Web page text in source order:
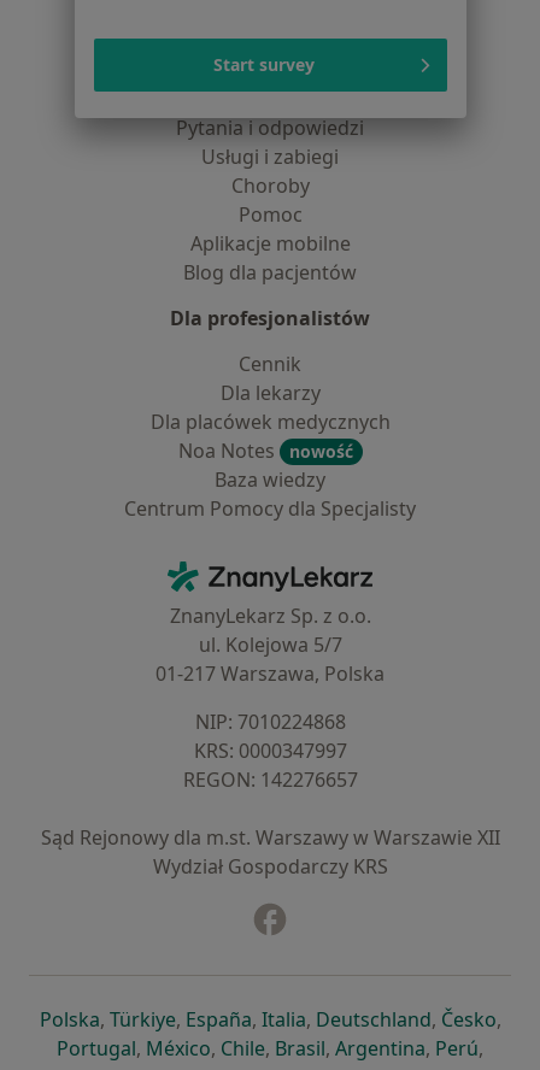
Lekarze
Placówki medyczne
Pytania i odpowiedzi
Usługi i zabiegi
Choroby
Pomoc
Aplikacje mobilne
Blog dla pacjentów
Dla profesjonalistów
Cennik
Dla lekarzy
Dla placówek medycznych
Noa Notes
nowość
Baza wiedzy
Centrum Pomocy dla Specjalisty
ZnanyLekarz - Strona główna
ZnanyLekarz Sp. z o.o.
ul. Kolejowa 5/7
01-217 Warszawa, Polska
NIP: ⁠7010224868
KRS: ⁠0000347997
REGON: ⁠142276657
Sąd Rejonowy dla m.st. Warszawy w Warszawie XII
Wydział Gospodarczy KRS
Polskaotwiera się w nowej karcie
, Türkiyeotwiera się w nowej karcie
, Españaotwiera się w nowej karcie
, Italiaotwiera się w nowej
, Deutschlandotwiera się
, Česko,
Portugalotwiera się w nowej karcie
, Méxicootwiera się w nowej karcie
, Chileotwiera się w nowej karcie
, Brasilotwiera się w nowej
, Argentinaotwiera się
, Perú,
Start survey